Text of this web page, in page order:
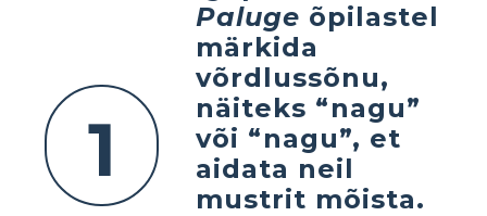
1
Paluge õpilastel
märkida
võrdlussõnu,
näiteks “nagu”
või “nagu”, et
aidata neil
mustrit mõista.